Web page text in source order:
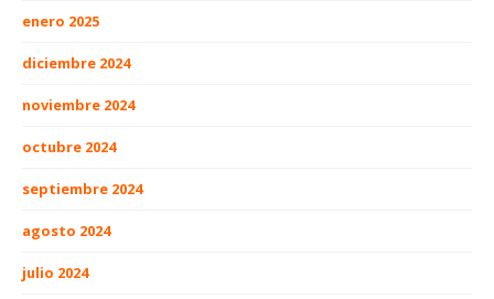
enero 2025
diciembre 2024
noviembre 2024
octubre 2024
septiembre 2024
agosto 2024
julio 2024